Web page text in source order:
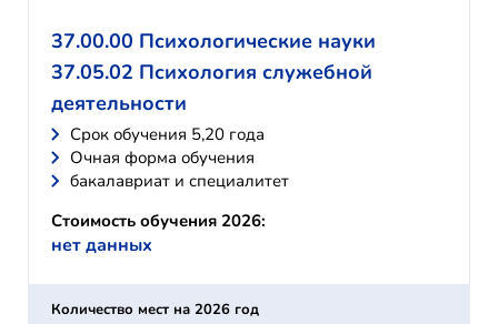
37.00.00 Психологические науки
37.05.02 Психология служебной
деятельности
Cрок обучения 5,20 года
Очная форма обучения
бакалавриат и специалитет
Стоимость обучения 2026:
нет данных
Количество мест на 2026 год